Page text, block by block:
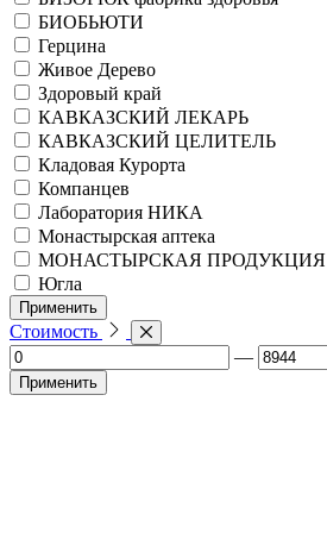
БИОБЬЮТИ
Герцина
Живое Дерево
Здоровый край
КАВКАЗСКИЙ ЛЕКАРЬ
КАВКАЗСКИЙ ЦЕЛИТЕЛЬ
Кладовая Курорта
Компанцев
Лаборатория НИКА
Монастырская аптека
МОНАСТЫРСКАЯ ПРОДУКЦИЯ
Югла
Применить
Стоимость
—
Применить